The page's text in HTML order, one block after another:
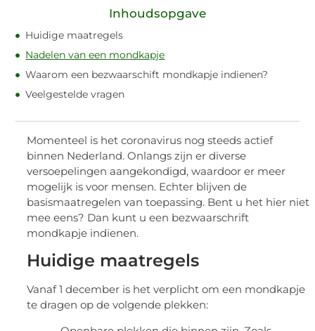
Inhoudsopgave
Nadelen van een mondkapje
Waarom een bezwaarschift mondkapje indienen?
Veelgestelde vragen
Momenteel is het coronavirus nog steeds actief
binnen Nederland. Onlangs zijn er diverse
versoepelingen aangekondigd, waardoor er meer
mogelijk is voor mensen. Echter blijven de
basismaatregelen van toepassing. Bent u het hier niet
mee eens? Dan kunt u een bezwaarschrift
mondkapje indienen.
Huidige maatregels